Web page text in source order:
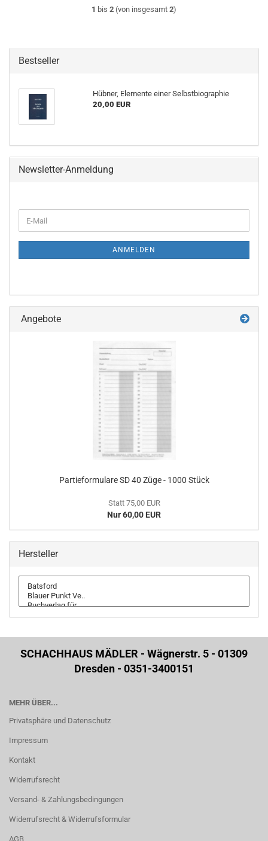
1 bis 2 (von insgesamt 2)
Bestseller
Hübner, Elemente einer Selbstbiographie
20,00 EUR
Newsletter-Anmeldung
ZUR
E-
Mail
ANMELDEN
Angebote
Partieformulare SD 40 Züge - 1000 Stück
Statt 75,00 EUR
Nur 60,00 EUR
Hersteller
SCHACHHAUS MÄDLER - Wägnerstr. 5 - 01309
Dresden - 0351-3400151
MEHR ÜBER...
Privatsphäre und Datenschutz
Impressum
Kontakt
Widerrufsrecht
Versand- & Zahlungsbedingungen
Widerrufsrecht & Widerrufsformular
AGB